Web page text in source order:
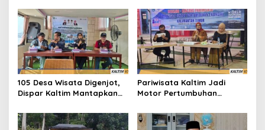
Lebaran
105 Desa Wisata Digenjot,
Dispar Kaltim Mantapkan
Berbasis Jospol
Pariwisata Kaltim Jadi
Motor Pertumbuhan
Kolaborasi Infrastruktur
dan Investasi